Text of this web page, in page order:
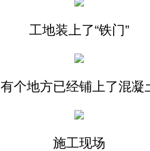
工地装上了“铁门”
有个地方已经铺上了混凝
施工现场